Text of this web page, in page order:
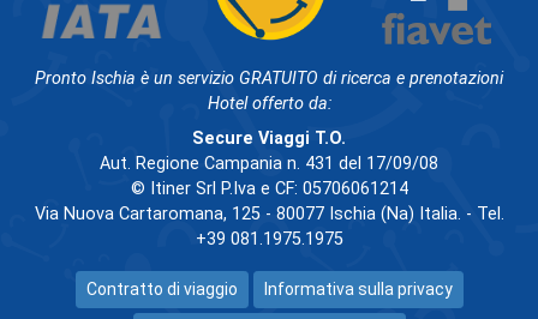
Pronto Ischia è un servizio GRATUITO di ricerca e prenotazioni
Hotel offerto da:
Secure Viaggi T.O.
Aut. Regione Campania n. 431 del 17/09/08
© Itiner Srl P.Iva e CF: 05706061214
Via Nuova Cartaromana, 125 - 80077 Ischia (Na) Italia. - Tel.
+39 081.1975.1975
Contratto di viaggio Informativa sulla privacy